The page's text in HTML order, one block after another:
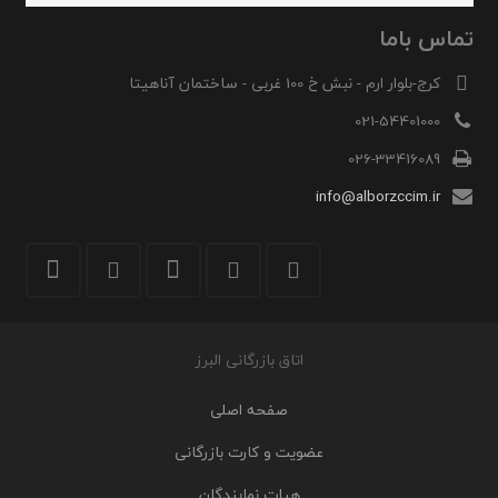
تماس باما
کرج-بلوار ارم - نبش خ 100 غربی - ساختمان آناهیتا
021-54401000
026-33416089
info@alborzccim.ir
اتاق بازرگانی البرز
صفحه اصلی
عضویت و کارت بازرگانی